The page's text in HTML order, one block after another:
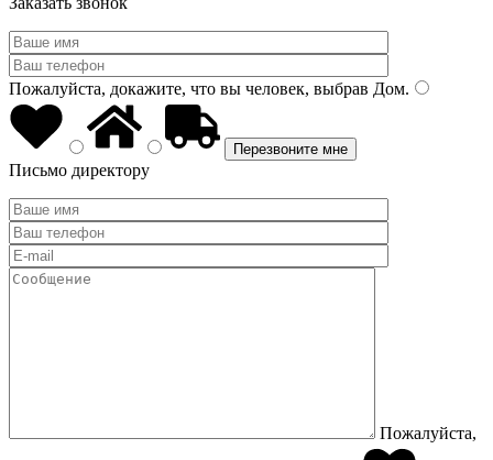
Пожалуйста, докажите, что вы человек, выбрав Дом.
Письмо директору
Пожалуйста,